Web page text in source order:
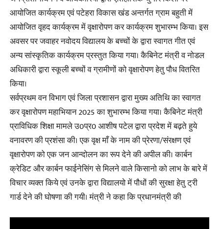
आयोजित कार्यक्रम एवं पटेहरा विकास खंड अन्तर्गत ग्राम बहुती में
आयोजित वृहद कार्यक्रम में वृक्षारोपण कर कार्यक्रम शुभारम्भ किया। इस
अवसर पर जवाहर नवोदय विद्यालय के बच्चों के द्वारा स्वागत गीत एवं
अन्य सांस्कृतिक कार्यक्रम प्रस्तुत किया गया। कैबिनेट मंत्री व नोडल
अधिकारी द्वारा स्कूली बच्चों व ग्रामीणों को वृक्षारोपण हेतु पौध वितरित
किया।
सर्वप्रथम वन विभाग एवं जिला प्रशासन द्वारा मुख्य अतिथि का स्वागत
कर वृक्षारोपण महाभियान 2025 का शुभारम्भ किया गया। कैबिनेट मंत्री
प्राविधिक शिक्षा मामले उ0प्र0 आशीष पटेल द्वारा प्रदेश में बढ़ते हुये
वनावरण की प्रशंसा की। एक वृक्ष माँ के नाम की प्रेरणा/संरक्षण एवं
वृक्षारोपण को एक जन आन्दोलन का रूप देने की अपील की। कार्बन
क्रेडिट और कार्बन फाईनेसिंग से मिलने वाले किसानो को लाभ के बारे में
विचार व्यक्त किये एवं उनके द्वारा विद्यालयो में पौधों की सुरक्षा हेतु ट्री
गार्ड देने की घोषणा की गयी। मंत्री ने कहा कि प्रधानमंत्री की